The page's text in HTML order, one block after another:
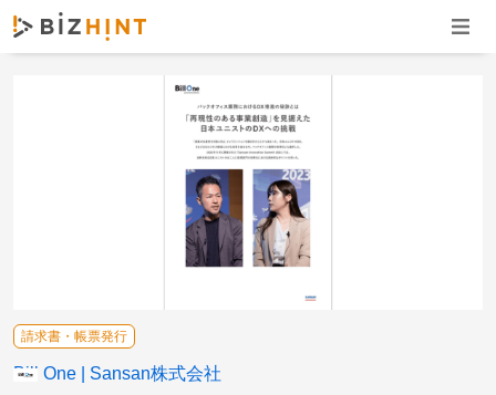
ナビ
請求書・帳票発行
Bill One Sansan株式会社